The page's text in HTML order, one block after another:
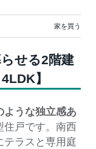
家を買う
せる2階建
】
ような独立感あ
住戸です。南西
テラスと専用庭